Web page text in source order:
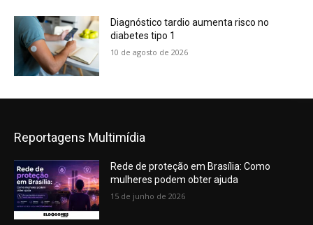
Diagnóstico tardio aumenta risco no
diabetes tipo 1
10 de agosto de 2026
Reportagens Multimídia
Rede de proteção em Brasília: Como
mulheres podem obter ajuda
15 de junho de 2026